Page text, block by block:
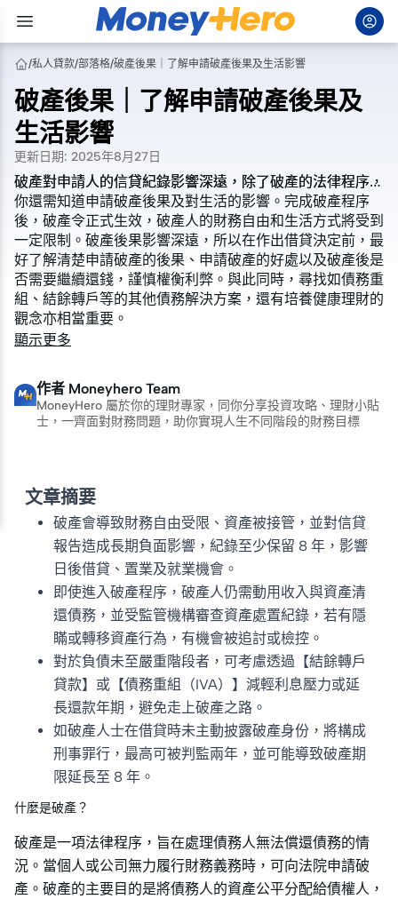
/私人貸款/部落格/破產後果｜了解申請破產後果及生活影響
破產後果｜了解申請破產後果及
生活影響
更新日期: 2025年8月27日
破產對申請人的信貸紀錄影響深遠，除了破產的法律程序，
你還需知道申請破產後果及對生活的影響。完成破產程序
後，破產令正式生效，破產人的財務自由和生活方式將受到
一定限制。破產後果影響深遠，所以在作出借貸決定前，最
好了解清楚申請破產的後果、申請破產的好處以及破產後是
否需要繼續還錢，謹慎權衡利弊。與此同時，尋找如債務重
組 、 結餘轉戶等的其他債務解決方案，還有培養健康理財的
觀念亦相當重要。
破產對申請人的信貸紀錄影響深遠，除了破產的法律程序，
你還需知道申請破產後果及對生活的影響。完成破產程序
後，破產令正式生效，破產人的財務自由和生活方式將受到
一定限制。破產後果影響深遠，所以在作出借貸決定前，最
好了解清楚申請破產的後果、申請破產的好處以及破產後是
否需要繼續還錢，謹慎權衡利弊。與此同時，尋找如債務重
組 、 結餘轉戶等的其他債務解決方案，還有培養健康理財的
觀念亦相當重要。
顯示更多
作者 Moneyhero Team
MoneyHero 屬於你的理財專家，同你分享投資攻略、理財小貼
士，一齊面對財務問題，助你實現人生不同階段的財務目標
文章摘要
破產會導致財務自由受限、資產被接管，並對信貸
報告造成長期負面影響，紀錄至少保留 8 年，影響
日後借貸、置業及就業機會。
即使進入破產程序，破產人仍需動用收入與資產清
還債務，並受監管機構審查資產處置紀錄，若有隱
瞞或轉移資產行為，有機會被追討或檢控。
對於負債未至嚴重階段者，可考慮透過【結餘轉戶
貸款】或【債務重組（IVA）】減輕利息壓力或延
長還款年期，避免走上破產之路。
如破產人士在借貸時未主動披露破產身份，將構成
刑事罪行，最高可被判監兩年，並可能導致破產期
限延長至 8 年。
什麼是破產？
破產是一項法律程序，旨在處理債務人無法償還債務的情
況。當個人或公司無力履行財務義務時，可向法院申請破
產。破產的主要目的是將債務人的資產公平分配給債權人，